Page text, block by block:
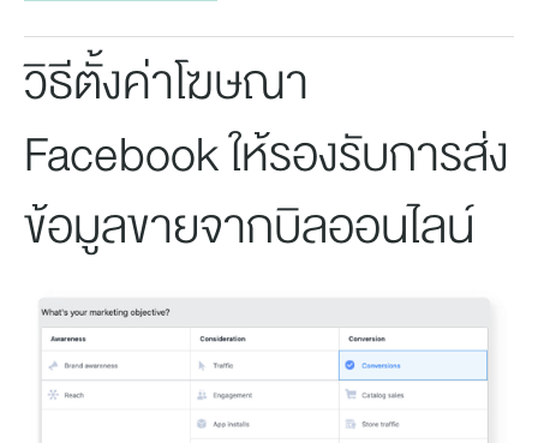
วิธีตั้งค่าโฆษณา
Facebook ให้รองรับการส่ง
ข้อมูลขายจากบิลออนไลน์